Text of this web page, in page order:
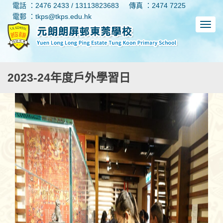
電話 ：2476 2433 / 13113823683
傳真 ：2474 7225
電郵 ：tkps@tkps.edu.hk
2023-24年度戶外學習日